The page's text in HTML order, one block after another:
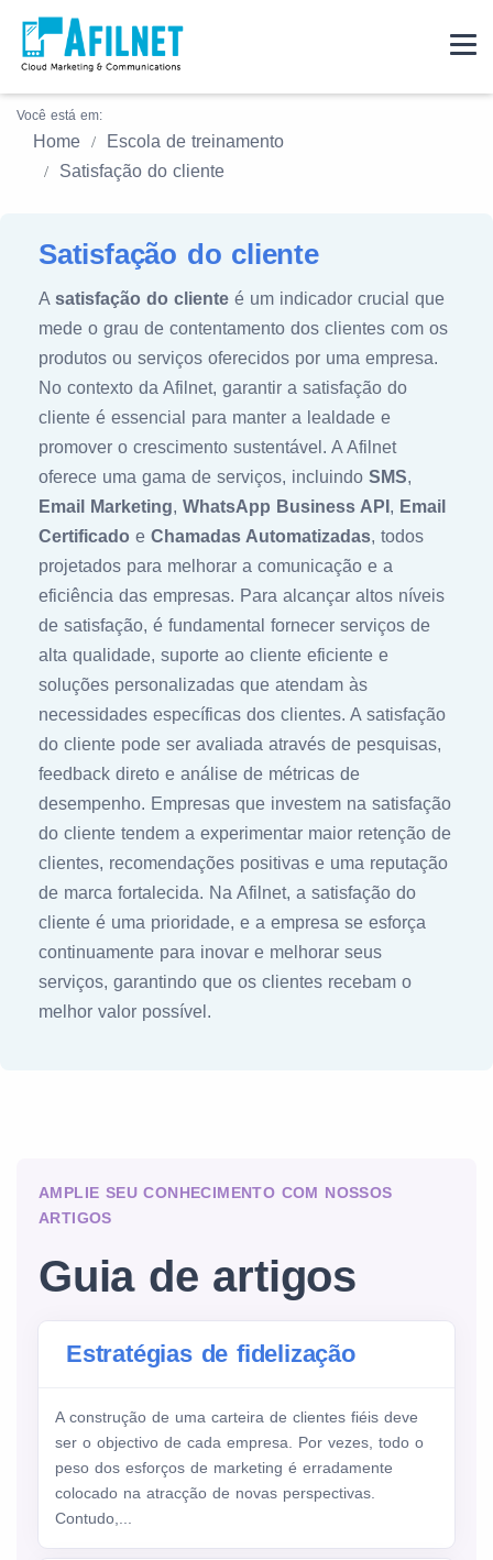
Você está em:
Home
Escola de treinamento
Satisfação do cliente
Satisfação do cliente
A satisfação do cliente é um indicador crucial que
mede o grau de contentamento dos clientes com os
produtos ou serviços oferecidos por uma empresa.
No contexto da Afilnet, garantir a satisfação do
cliente é essencial para manter a lealdade e
promover o crescimento sustentável. A Afilnet
oferece uma gama de serviços, incluindo SMS,
Email Marketing, WhatsApp Business API , Email
Certificado e Chamadas Automatizadas, todos
projetados para melhorar a comunicação e a
eficiência das empresas. Para alcançar altos níveis
de satisfação, é fundamental fornecer serviços de
alta qualidade, suporte ao cliente eficiente e
soluções personalizadas que atendam às
necessidades específicas dos clientes. A satisfação
do cliente pode ser avaliada através de pesquisas,
feedback direto e análise de métricas de
desempenho. Empresas que investem na satisfação
do cliente tendem a experimentar maior retenção de
clientes, recomendações positivas e uma reputação
de marca fortalecida. Na Afilnet, a satisfação do
cliente é uma prioridade, e a empresa se esforça
continuamente para inovar e melhorar seus
serviços, garantindo que os clientes recebam o
melhor valor possível.
AMPLIE SEU CONHECIMENTO COM NOSSOS
ARTIGOS
Guia de artigos
Estratégias de fidelização
A construção de uma carteira de clientes fiéis deve
ser o objectivo de cada empresa. Por vezes, todo o
peso dos esforços de marketing é erradamente
colocado na atracção de novas perspectivas.
Contudo,...